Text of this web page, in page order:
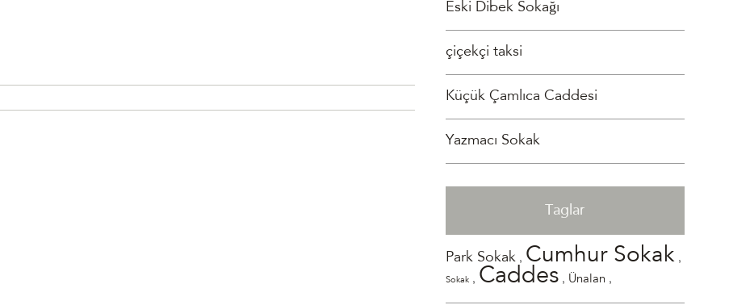
Eski Dibek Sokağı
çiçekçi taksi
Küçük Çamlıca Caddesi
Yazmacı Sokak
Taglar
Park Sokak , Cumhur Sokak ,
Sokak , Caddes , Ünalan ,